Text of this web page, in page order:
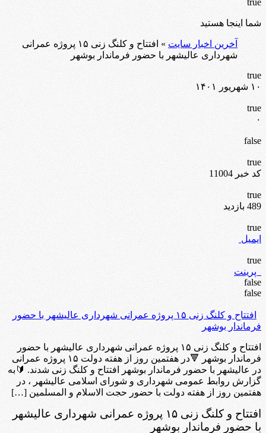
شما اینجا هستید
آخرین اخبار سایت
» افتتاح و کلنگ زنی ۱۵ پروژه عمرانی
شهرداری عالیشهر با حضور فرماندار بوشهر
true
۱۰ شهریور ۱۴۰۱
true
۰
false
true
کد خبر 11004
true
489 بازدید
true
ایمیل
true
پرینت
false
false
افتتاح و کلنگ زنی ۱۵ پروژه عمرانی شهرداری عالیشهر با حضور
فرماندار بوشهر
افتتاح و کلنگ زنی ۱۵ پروژه عمرانی شهرداری عالیشهر با حضور
فرماندار بوشهر 🔻در هفتمین روز از هفته دولت ۱۵ پروژه عمرانی
در عالیشهر با حضور فرماندار بوشهر افتتاح و کلنگ زنی شدند. 🔰به
گزارش روابط عمومی شهرداری و شورای اسلامی عالیشهر ، در
هفتمین روز از هفته دولت با حضور حجت الاسلام و المسلمین […]
افتتاح و کلنگ زنی ۱۵ پروژه عمرانی شهرداری عالیشهر
با حضور فرماندار بوشهر